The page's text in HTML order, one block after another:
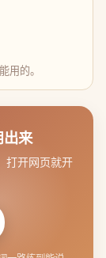
用的。
来
打开网页就开